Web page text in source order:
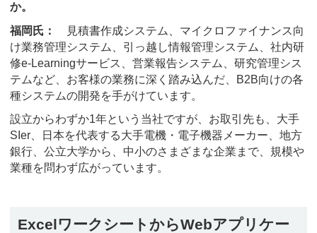
か。
福岡氏：
見積書作成システム、マイクロファイナンス向
け業務管理システム、引っ越し情報管理システム、社内研
修e-Learningサービス、営業報告システム、研究管理シス
テムなど、お客様の業務に深く踏み込んだ、B2B向けの各
種システムの開発を手がけています。
設立からわずか1年という当社ですが、お取引先も、大手
SIer、日本を代表する大手電機・電子機器メーカー、地方
銀行、公立大学から、中小のさまざまな企業まで、規模や
業種を問わず広がっています。
ExcelワークシートからWebアプリケー